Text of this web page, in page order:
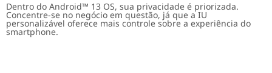
Dentro do Android™ 13 OS, sua privacidade é priorizada.
Concentre-se no negócio em questão, já que a IU
personalizável oferece mais controle sobre a experiência do
smartphone.